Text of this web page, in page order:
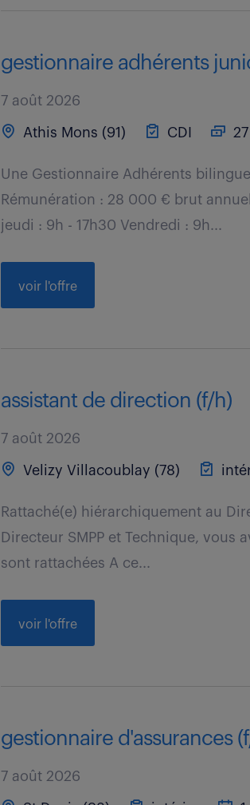
gestionnaire adhérents
7 août 2026
Athis Mons (91) CDI
Une Gestionnaire Adhérents
Rémunération : 28 000 € brut
jeudi : 9h - 17h30 Vendredi : 9h...
voir l'offre
assistant de direction (f/h)
7 août 2026
Velizy Villacoublay (78)
Rattaché(e) hiérarchiquement au
Directeur SMPP et Technique, vous
sont rattachées A ce...
voir l'offre
gestionnaire d'assurances
7 août 2026